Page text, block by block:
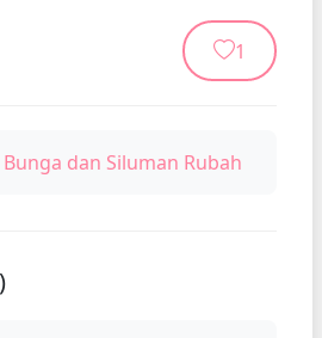
1
Bunga dan Siluman Rubah
)